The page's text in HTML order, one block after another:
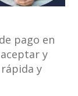
pago en
y
y